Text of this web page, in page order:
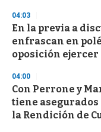
04:03
En la previa a
enfrascan en
oposición ejercer
04:00
Con Perrone y
tiene asegurados
la Rendición de